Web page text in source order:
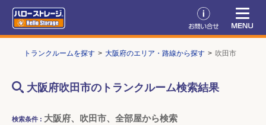
トランクルームを探す 大阪府のエリア・路線から探す 吹田市
大阪府吹田市のトランクルーム検索結果
検索条件 : 大阪府、吹田市、全部屋から検索